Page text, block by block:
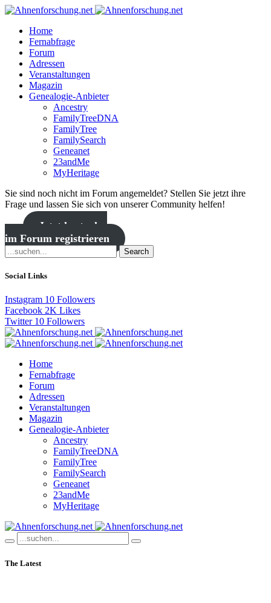
Home
Fernabfrage
Forum
Adressen
Veranstaltungen
Magazin
Genealogie-Anbieter
Ancestry
FamilyTreeDNA
FamilyTree
FamilySearch
Geneanet
23andMe
MyHeritage
Sie sind noch nicht im Forum angemeldet? Stellen Sie jetzt ihre
Frage und lassen Sie sich von unserer Community helfen!
Jetzt kostenlos
im Forum registrieren
Search
Social Links
Instagram 10 Followers
Facebook 2K Likes
Twitter 10 Followers
Home
Fernabfrage
Forum
Adressen
Veranstaltungen
Magazin
Genealogie-Anbieter
Ancestry
FamilyTreeDNA
FamilyTree
FamilySearch
Geneanet
23andMe
MyHeritage
The Latest